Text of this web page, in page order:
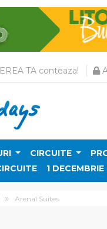
TA conteaza!
CIRCUITE
1 DECEMBRIE
Arenal Suites